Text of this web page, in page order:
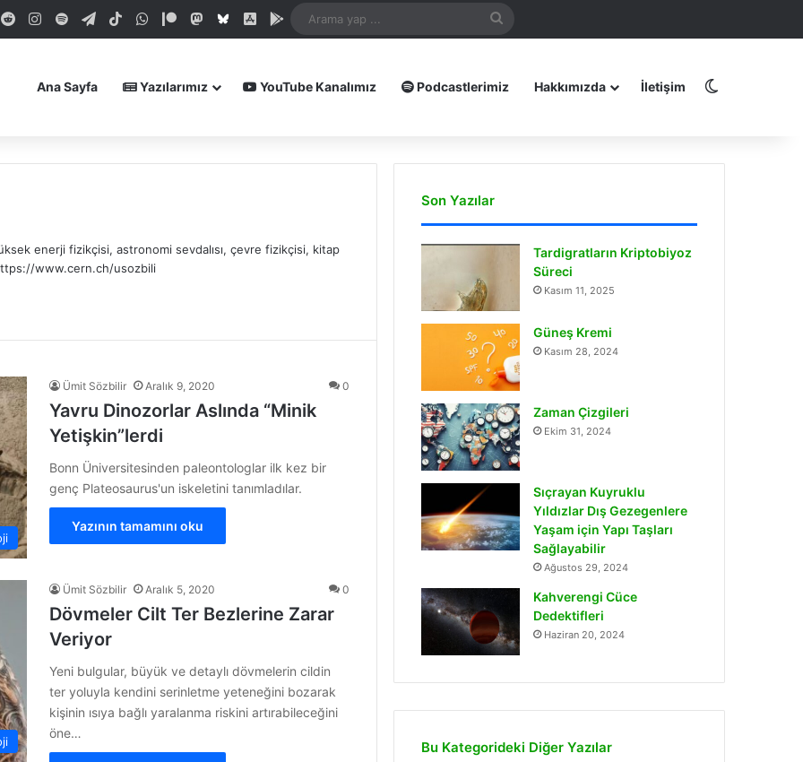
RedditInstagram
SpotifyTelegramTikTokWhatsApp
PatreonMastodonBlueskyiOS Uygulamamız
Android Uygulamamız
...
Ana Sayfa Yazılarımız YouTube Kanalımız Podcastlerimiz Hakkımızda İletişim
enerji fizikçisi, astronomi sevdalısı, çevre fizikçisi, kitap
www.cern.ch/usozbili
Ümit Sözbilir Aralık 9, 2020 0
Yavru Dinozorlar Aslında “Minik
Yetişkin”lerdi
Bonn Üniversitesinden paleontologlar ilk kez bir
genç Plateosaurus'un iskeletini tanımladılar.
Yazının tamamını oku
Ümit Sözbilir Aralık 5, 2020 0
Dövmeler Cilt Ter Bezlerine Zarar
Veriyor
Yeni bulgular, büyük ve detaylı dövmelerin cildin
ter yoluyla kendini serinletme yeteneğini bozarak
kişinin ısıya bağlı yaralanma riskini artırabileceğini
öne…
Son Yazılar
Tardigratların Kriptobiyoz
Süreci
Kasım 11, 2025
Güneş Kremi
Kasım 28, 2024
Zaman Çizgileri
Ekim 31, 2024
Sıçrayan Kuyruklu
Yıldızlar Dış Gezegenlere
Yaşam için Yapı Taşları
Sağlayabilir
Ağustos 29, 2024
Kahverengi Cüce
Dedektifleri
Haziran 20, 2024
Bu Kategorideki Diğer Yazılar